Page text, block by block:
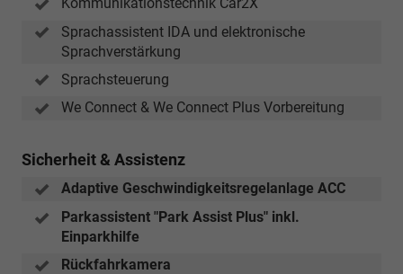
Sprachassistent IDA und elektronische
Sprachverstärkung
Sprachsteuerung
We Connect & We Connect Plus Vorbereitung
Sicherheit & Assistenz
Adaptive Geschwindigkeitsregelanlage ACC
Parkassistent "Park Assist Plus" inkl.
Einparkhilfe
Rückfahrkamera